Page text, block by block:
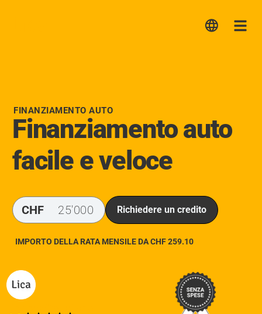
FINANZIAMENTO AUTO
Finanziamento auto
facile e veloce
CHF Richiedere un credito
IMPORTO DELLA RATA MENSILE DA CHF259.10